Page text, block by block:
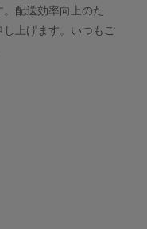
配送効率向上のた
上げます。いつもご